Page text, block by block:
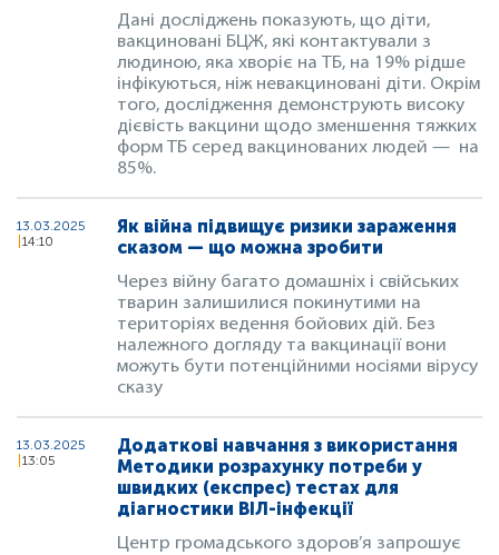
Дані досліджень показують, що діти,
вакциновані БЦЖ, які контактували з
людиною, яка хворіє на ТБ, на 19% рідше
інфікуються, ніж невакциновані діти. Окрім
того, дослідження демонструють високу
дієвість вакцини щодо зменшення тяжких
форм ТБ серед вакцинованих людей — на
85%.
13.03.2025
14:10
Як війна підвищує ризики зараження
сказом — що можна зробити
Через війну багато домашніх і свійських
тварин залишилися покинутими на
територіях ведення бойових дій. Без
належного догляду та вакцинації вони
можуть бути потенційними носіями вірусу
сказу
13.03.2025
13:05
Додаткові навчання з використання
Методики розрахунку потреби у
швидких (експрес) тестах для
діагностики ВІЛ-інфекції
Центр громадського здоров’я запрошує